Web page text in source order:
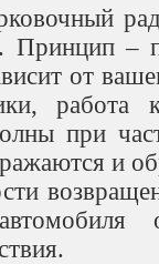
Принцип –
от
работа
при
и